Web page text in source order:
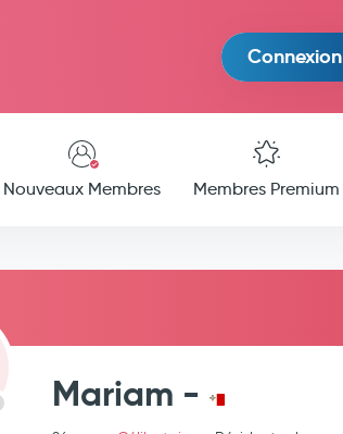
Connexion
Nouveaux Membres Membres Premium
Mariam -